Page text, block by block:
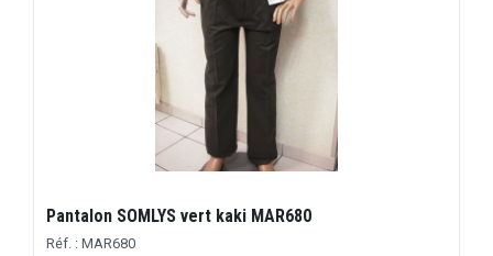
Pantalon SOMLYS vert kaki MAR680
Réf. : MAR680